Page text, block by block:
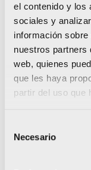
el contenido y los
sociales y
información
nuestros partners
web, quienes
que les haya
partir del uso que
Necesario
Noticias
La
Gana